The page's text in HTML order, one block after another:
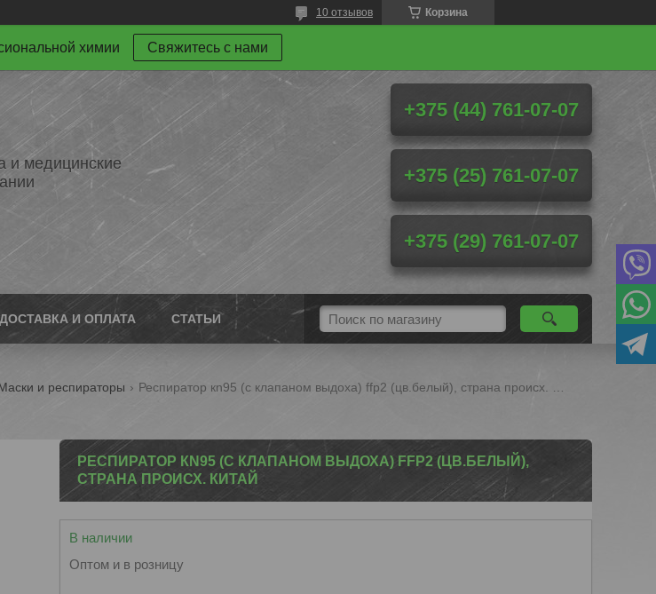
Корзина
10 отзывов
химии Свяжитесь с нами
и медицинские
+375 (44) 761-07-07
+375 (25) 761-07-07
+375 (29) 761-07-07
ДОСТАВКА И ОПЛАТА СТАТЬИ
и респираторы
РЕСПИРАТОР КN95 (С КЛАПАНОМ ВЫДОХА) FFP2 (ЦВ.БЕЛЫЙ),
СТРАНА ПРОИСХ. КИТАЙ
В наличии
Оптом и в розницу